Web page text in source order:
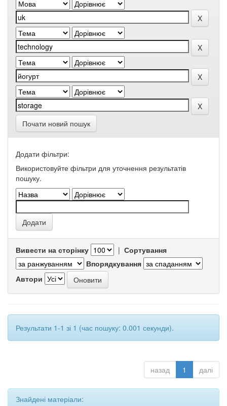
Почати новий пошук
Додати фільтри:
Використовуйте фільтри для уточнення результатів
пошуку.
Вивести на сторінку | Сортування
Впорядкування
Автори
Результати 1-1 зі 1 (час пошуку: 0.001 секунди).
назад 1 далі
Знайдені матеріали: